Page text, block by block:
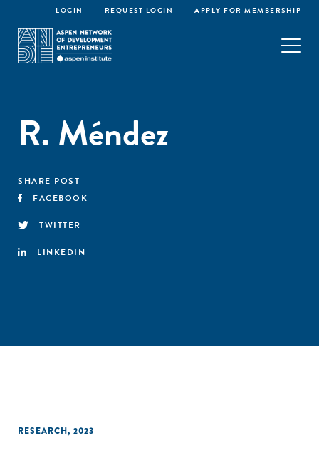
LOGIN REQUEST LOGIN APPLY FOR MEMBERSHIP
R. Méndez
SHARE POST
FACEBOOK
TWITTER
LINKEDIN
RESEARCH, 2023